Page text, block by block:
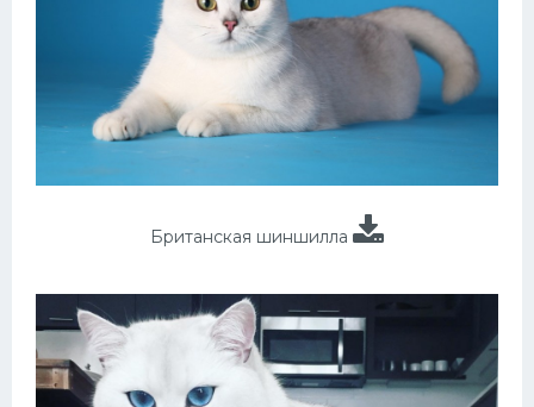
Британская шиншилла